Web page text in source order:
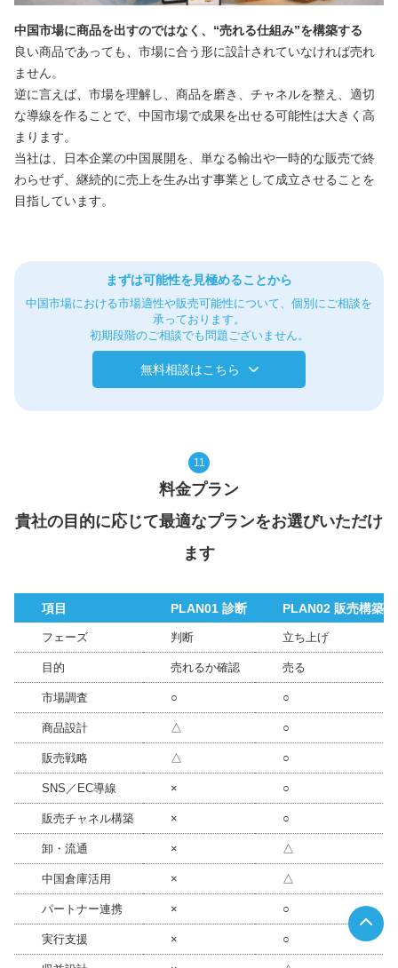
中国市場に商品を出すのではなく、“売れる仕組み”を構築する
良い商品であっても、市場に合う形に設計されていなければ売れ
ません。
逆に言えば、市場を理解し、商品を磨き、チャネルを整え、適切
な導線を作ることで、中国市場で成果を出せる可能性は大きく高
まります。
当社は、日本企業の中国展開を、単なる輸出や一時的な販売で終
わらせず、継続的に売上を生み出す事業として成立させることを
目指しています。
まずは可能性を見極めることから
中国市場における市場適性や販売可能性について、個別にご相談を
承っております。
初期段階のご相談でも問題ございません。
無料相談はこちら
11
料金プラン
貴社の目的に応じて最適なプランをお選びいただけ
ます
項目 PLAN01 診断 PLAN02 販売構築
フェーズ 判断 立ち上げ
目的 売れるか確認 売る
市場調査 ○ ○
商品設計 △ ○
販売戦略 △ ○
SNS／EC導線 × ○
販売チャネル構築 × ○
卸・流通 × △
中国倉庫活用 × △
パートナー連携 × ○
実行支援 × ○